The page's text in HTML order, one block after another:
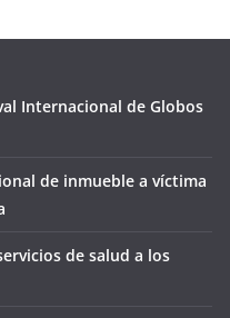
Internacional de Globos
de inmueble a víctima
de salud a los